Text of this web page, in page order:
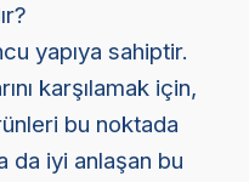
yapıya sahiptir.
karşılamak için,
bu noktada
da iyi anlaşan bu